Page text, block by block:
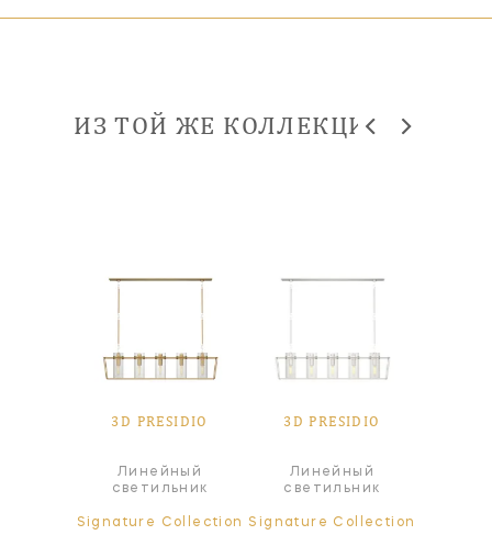
ИЗ ТОЙ ЖЕ КОЛЛЕКЦИИ
3D PRESIDIO
Линейный
светильник
Signature Collection
3D PRESIDIO
Линейный
светильник
Signature Collection